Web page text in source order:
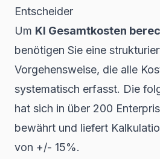
Entscheider
Um KI Gesamtkosten
benötigen Sie eine
Vorgehensweise, die alle
systematisch erfasst. Die
hat sich in über 200
bewährt und liefert
von +/- 15%.